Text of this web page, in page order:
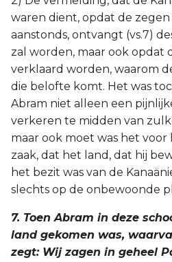
waren dient, opdat de zegen
aanstonds, ontvangt (vs.7)
zal worden, maar ook opdat
verklaard worden, waarom
die belofte komt. Het was
Abram niet alleen een
verkeren te midden van
maar ook moet was het
zaak, dat het land, dat hij
het bezit was van de
slechts op de onbewoonde
7. Toen Abram in deze
land gekomen was,
zegt: Wij zagen in geheel